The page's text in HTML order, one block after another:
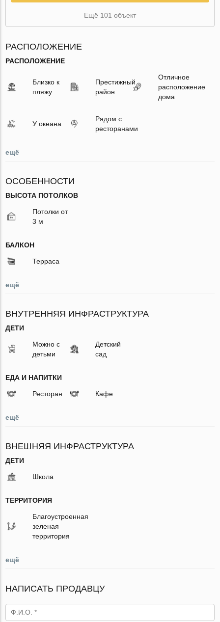
Ещё 101 объект
РАСПОЛОЖЕНИЕ
РАСПОЛОЖЕНИЕ
Близко к
пляжу
Престижный
район
Отличное
расположение
дома
У океана
Рядом с
ресторанами
ещё
ОСОБЕННОСТИ
ВЫСОТА ПОТОЛКОВ
Потолки от
3 м
БАЛКОН
Терраса
ещё
ВНУТРЕННЯЯ ИНФРАСТРУКТУРА
ДЕТИ
Можно с
детьми
Детский
сад
ЕДА И НАПИТКИ
Ресторан Кафе
ещё
ВНЕШНЯЯ ИНФРАСТРУКТУРА
ДЕТИ
Школа
ТЕРРИТОРИЯ
Благоустроенная
зеленая
территория
ещё
НАПИСАТЬ ПРОДАВЦУ